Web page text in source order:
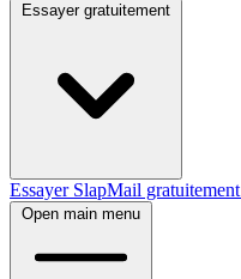
Essayer gratuitement
Essayer SlapMail gratuitement
Open main menu